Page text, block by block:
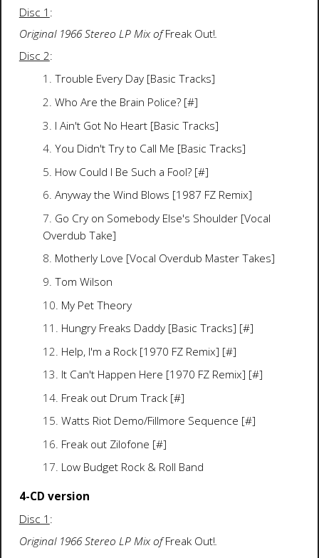
Disc 1 :
Original 1966 Stereo LP Mix of Freak Out!.
Disc 2:
Trouble Every Day [Basic Tracks]
Who Are the Brain Police? [#]
I Ain't Got No Heart [Basic Tracks]
You Didn't Try to Call Me [Basic Tracks]
How Could I Be Such a Fool? [#]
Anyway the Wind Blows [1987 FZ Remix]
Go Cry on Somebody Else's Shoulder [Vocal
Overdub Take]
Motherly Love [Vocal Overdub Master Takes]
Tom Wilson
My Pet Theory
Hungry Freaks Daddy [Basic Tracks] [#]
Help, I'm a Rock [1970 FZ Remix] [#]
It Can't Happen Here [1970 FZ Remix] [#]
Freak out Drum Track [#]
Watts Riot Demo/Fillmore Sequence [#]
Freak out Zilofone [#]
Low Budget Rock & Roll Band
4-CD version
Disc 1 :
Original 1966 Stereo LP Mix of Freak Out!.